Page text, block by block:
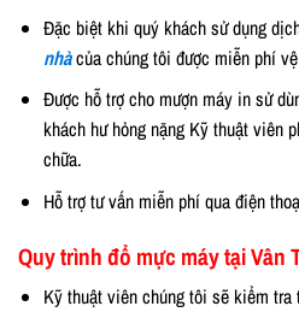
Đặc biệt khi quý khách sử dụng
nhàcủa chúng tôi được miễn phí
Được hỗ trợ cho mượn máy in sử
khách hư hỏng nặng Kỹ thuật viên
chữa.
Hỗ trợ tư vấn miễn phí qua điện
Quy trình đổ mực máy tại Vân
Kỹ thuật viên chúng tôi sẽ kiểm